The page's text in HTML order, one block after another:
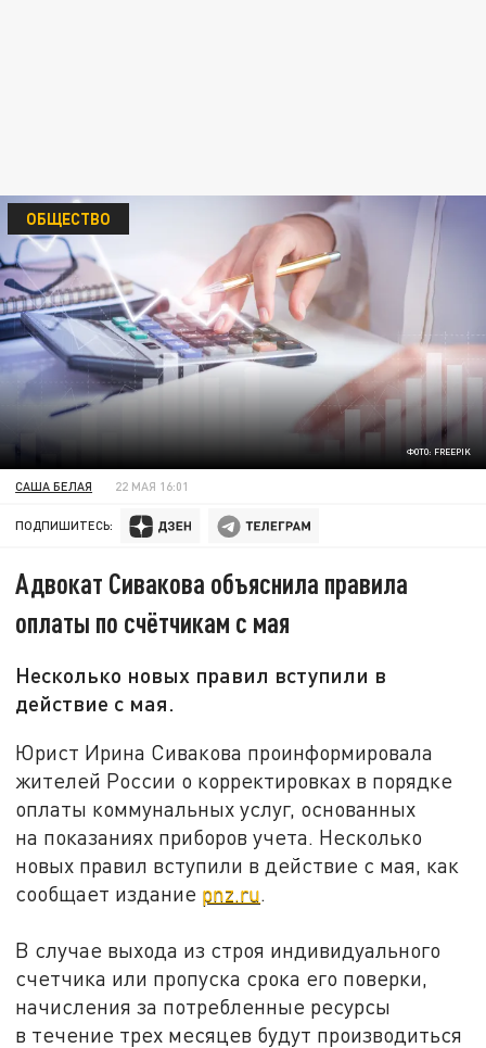
ФОТО: FREEPIK
ОБЩЕСТВО
САША БЕЛАЯ 22 МАЯ 16:01
ПОДПИШИТЕСЬ:
Адвокат Сивакова объяснила правила
оплаты по счётчикам с мая
Несколько новых правил вступили в
действие с мая.
Юрист Ирина Сивакова проинформировала
жителей России о корректировках в порядке
оплаты коммунальных услуг, основанных
на показаниях приборов учета. Несколько
новых правил вступили в действие с мая, как
сообщает издание pnz.ru.
В случае выхода из строя индивидуального
счетчика или пропуска срока его поверки,
начисления за потребленные ресурсы
в течение трех месяцев будут производиться